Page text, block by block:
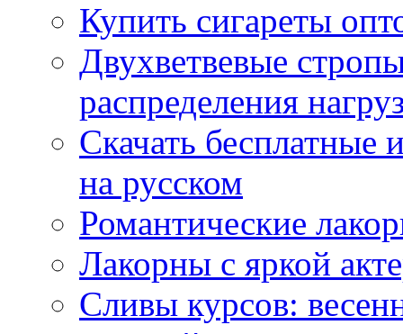
Купить сигареты
Двухветвевые
распределения
Скачать
на русском
Романтические
Лакорны с яркой
Сливы курсов: